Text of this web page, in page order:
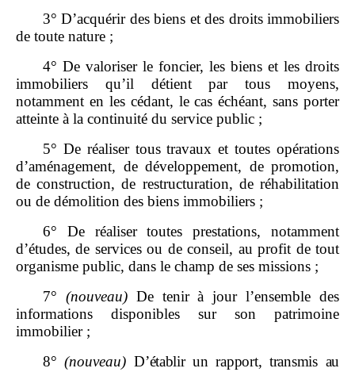
3° D’acquérir des biens et des droits immobiliers
de toute nature ;
4° De valoriser le foncier, les biens et les droits
immobiliers qu’il détient par tous moyens,
notamment en les cédant, le cas échéant, sans porter
atteinte à la continuité du service public ;
5° De réaliser tous travaux et toutes opérations
d’aménagement, de développement, de promotion,
de construction, de restructuration, de réhabilitation
ou de démolition des biens immobiliers ;
6° De réaliser toutes prestations, notamment
d’études, de services ou de conseil, au profit de tout
organisme public, dans le champ de ses missions ;
7° (nouveau) De tenir à jour l’ensemble des
informations disponibles sur son patrimoine
immobilier ;
8° (nouveau) D’établir un rapport, transmis au